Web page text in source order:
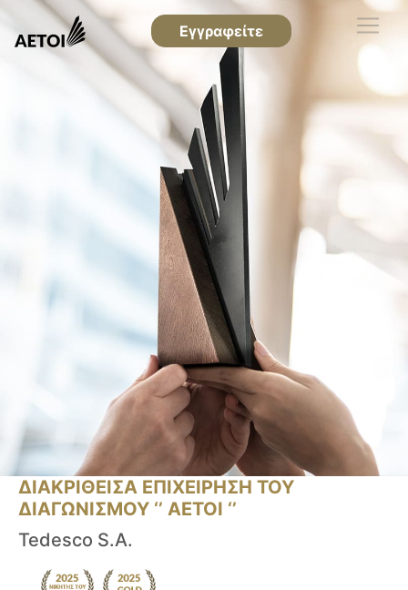
Εγγραφείτε
ΔΙΑΚΡΙΘΕΙΣΑ ΕΠΙΧΕΙΡΗΣΗ ΤΟΥ
ΔΙΑΓΩΝΙΣΜΟΥ ‘’ ΑΕΤΟΙ ‘’
Tedesco S.A.